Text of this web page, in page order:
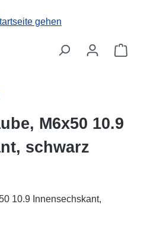
M6x50 10.9
schwarz